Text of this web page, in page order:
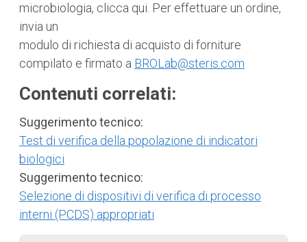
microbiologia, clicca qui. Per effettuare un ordine,
invia un
modulo di richiesta di acquisto di forniture
compilato e firmato a BROLab@steris.com
Contenuti correlati:
Suggerimento tecnico:
Test di verifica della popolazione di indicatori
biologici
Suggerimento tecnico:
Selezione di dispositivi di verifica di processo
interni (PCDS) appropriati